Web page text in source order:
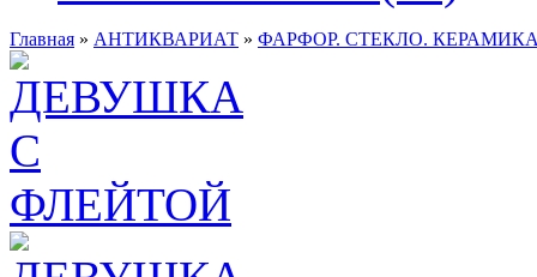
Главная » АНТИКВАРИАТ » ФАРФОР. СТЕКЛО.